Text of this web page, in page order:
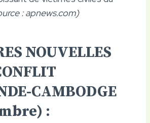
: apnews.com)
NOUVELLES
CAMBODGE
: